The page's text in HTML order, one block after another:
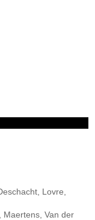
Lovre,
Maertens, Van der